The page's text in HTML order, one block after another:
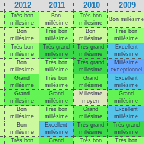
2012 2011 2010 2009
Très bon
millésime
Bon
millésime
Très bon
millésime
Bon millésime
Bon
millésime
Très bon
millésime
Bon
millésime
Très bon
millésime
Très bon
millésime
Très grand
millésime
Très grand
millésime
Excellent
millésime
Bon
millésime
Très bon
millésime
Très grand
millésime
Millésime
exceptionnel
Grand
millésime
Très bon
millésime
Grand
millésime
Excellent
millésime
Grand
millésime
Grand
millésime
Millésime
moyen
Grand
millésime
Bon
millésime
Très bon
millésime
Grand
millésime
Excellent
millésime
Bon
millésime
Excellent
millésime
Très grand
millésime
Très grand
millésime
Très bon
Grand
Très bon
Très bon